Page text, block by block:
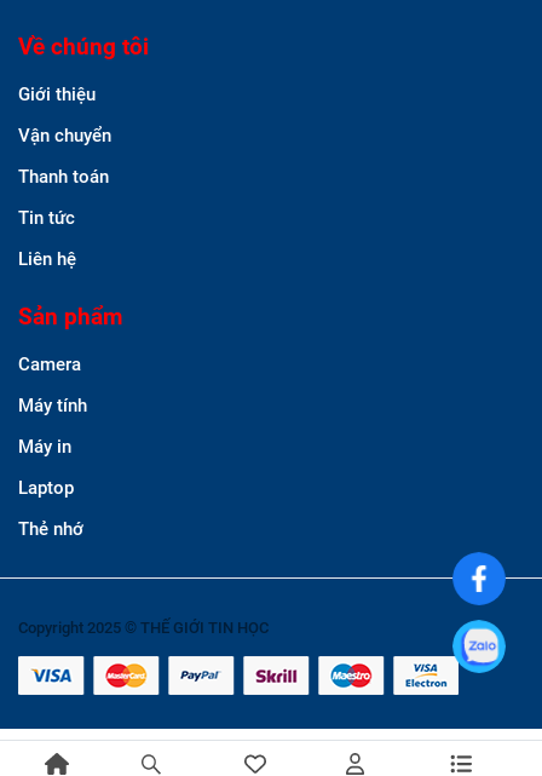
Về chúng tôi
Giới thiệu
Vận chuyển
Thanh toán
Tin tức
Liên hệ
Sản phẩm
Camera
Máy tính
Máy in
Laptop
Thẻ nhớ
Copyright 2025 © THẾ GIỚI TIN HỌC